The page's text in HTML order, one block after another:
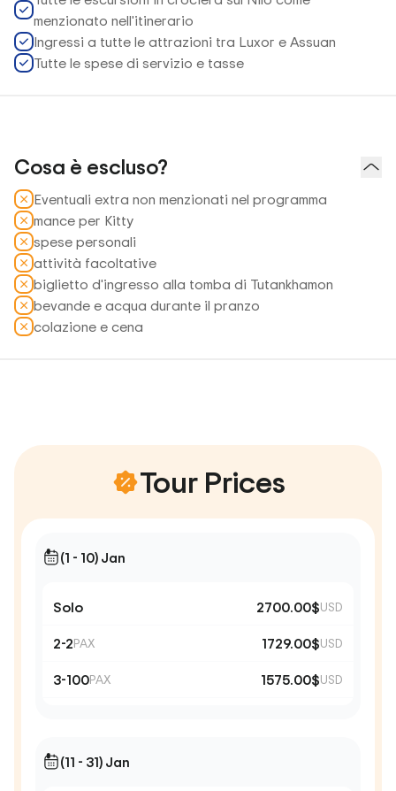
menzionato nell'itinerario
Ingressi a tutte le attrazioni tra Luxor e Assuan
Tutte le spese di servizio e tasse
Cosa è escluso?
Eventuali extra non menzionati nel programma
mance per Kitty
spese personali
attività facoltative
biglietto d'ingresso alla tomba di Tutankhamon
bevande e acqua durante il pranzo
colazione e cena
Tour Prices
(1 - 10) Jan
Solo 2700.00$USD
2-2PAX 1729.00$USD
3-100PAX 1575.00$USD
(11 - 31) Jan